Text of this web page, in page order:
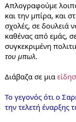
Απλογραφούμε
και την μπίρα, και
σχολές, σε δουλειά
καθένας από εμάς,
συγκεκριμένη
του μπωλ.
Διάβαζα σε μια
Το γεγονός ότι ο
την τελετή